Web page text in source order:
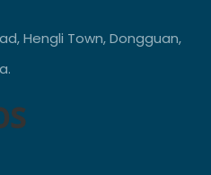
Hengli Town, Dongguan,